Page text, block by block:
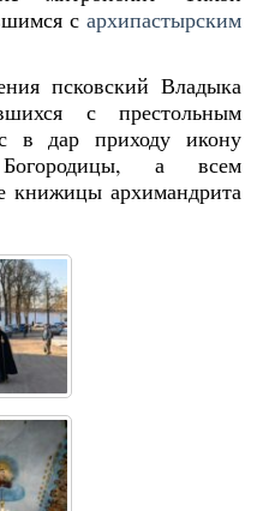
сархипастырским
псковский Владыка
с престольным
в дар приходу икону
а всем
книжицы архимандрита